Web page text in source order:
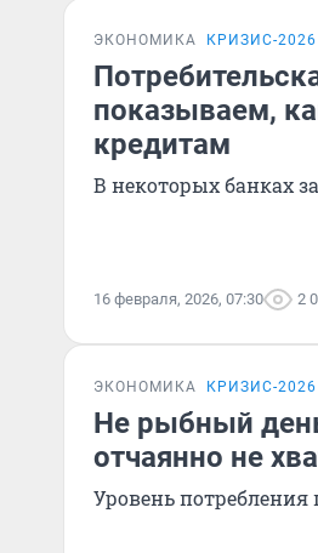
ЭКОНОМИКА КРИЗИС-2026
показываем,
кредитам
В некоторых банках
16 февраля, 2026, 07:30 2
ЭКОНОМИКА КРИЗИС-2026
Не рыбный
отчаянно не
Уровень